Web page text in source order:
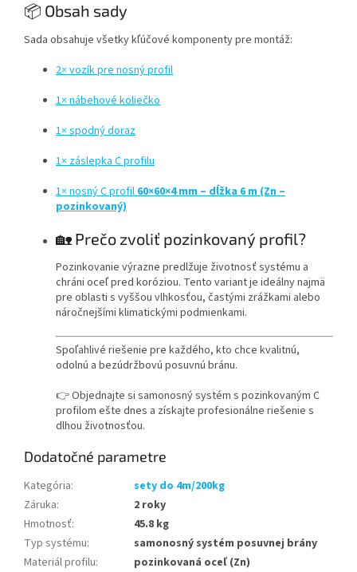
📦 Obsah sady
Sada obsahuje všetky kľúčové komponenty pre montáž:
2× vozík pre nosný profil
1× nábehové koliečko
1× spodný doraz
1× záslepka C profilu
1× nosný C profil 60×60×4 mm – dĺžka 6 m (Zn –
pozinkovaný)
🏡 Prečo zvoliť pozinkovaný profil?
Pozinkovanie výrazne predlžuje životnosť systému a
chráni oceľ pred koróziou. Tento variant je ideálny najmä
pre oblasti s vyššou vlhkosťou, častými zrážkami alebo
náročnejšími klimatickými podmienkami.
Spoľahlivé riešenie pre každého, kto chce kvalitnú,
odolnú a bezúdržbovú posuvnú bránu.
👉 Objednajte si samonosný systém s pozinkovaným C
profilom ešte dnes a získajte profesionálne riešenie s
dlhou životnosťou.
Dodatočné parametre
Kategória:
sety do 4m/200kg
Záruka:
2 roky
Hmotnosť:
45.8 kg
Typ systému:
samonosný systém posuvnej brány
Materiál profilu:
pozinkovaná oceľ (Zn)